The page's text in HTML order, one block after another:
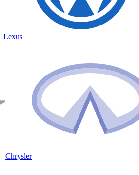
Lexus
Chrysler